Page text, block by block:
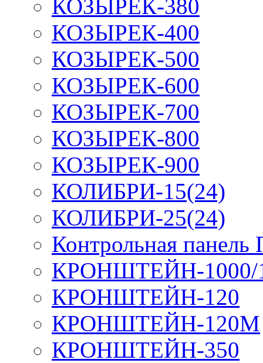
КОЗЫРЕК-380
КОЗЫРЕК-400
КОЗЫРЕК-500
КОЗЫРЕК-600
КОЗЫРЕК-700
КОЗЫРЕК-800
КОЗЫРЕК-900
КОЛИБРИ-15(24)
КОЛИБРИ-25(24)
Контрольная
КРОНШТЕЙН-1000/
КРОНШТЕЙН-120
КРОНШТЕЙН-120М
КРОНШТЕЙН-350